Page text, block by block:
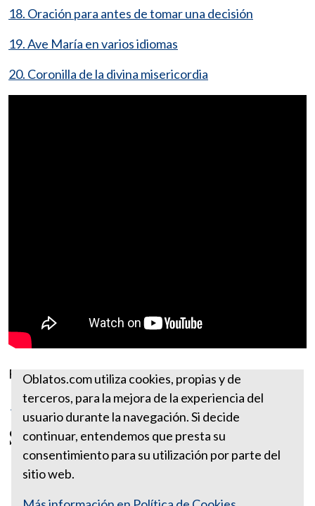
18. Oración para antes de tomar una decisión
19. Ave María en varios idiomas
20. Coronilla de la divina misericordia
Fuente:https://www.ewtn.com
Más reflexiones de junio
San Efrén
Oblatos.com utiliza cookies, propias y de
terceros, para la mejora de la experiencia del
usuario durante la navegación. Si decide
continuar, entendemos que presta su
consentimiento para su utilización por parte del
sitio web.